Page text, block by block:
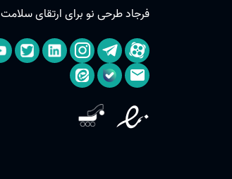
فرجاد طرحی نو برای ارتقای سلامت